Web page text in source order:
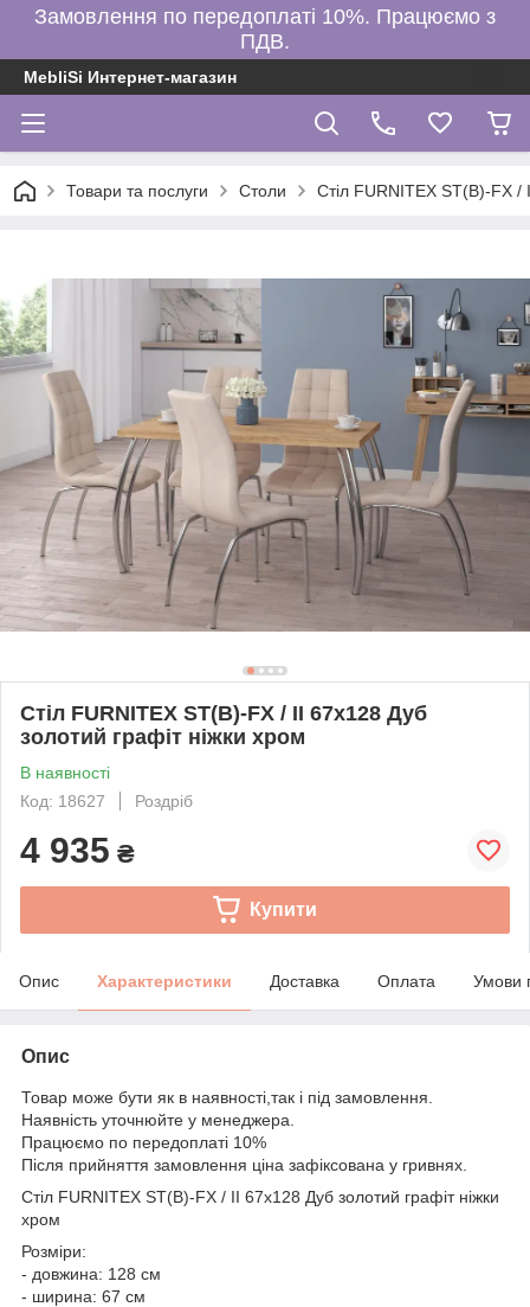
Замовлення по передоплаті 10%. Працюємо з
ПДВ.
MebliSi Интернет-магазин
Товари та послуги Столи Стіл FURNITEX ST(B)-FX /
Стіл FURNITEX ST(B)-FX / II 67x128 Дуб
золотий графіт ніжки хром
В наявності
Код: 18627
Роздріб
4 935 ₴
Купити
Опис Характеристики Доставка Оплата Умови
Опис
Товар може бути як в наявності,так і під замовлення.
Наявність уточнюйте у менеджера.
Працюємо по передоплаті 10%
Після прийняття замовлення ціна зафіксована у гривнях.
Стіл FURNITEX ST(B)-FX / II 67x128 Дуб золотий графіт ніжки
хром
Розміри:
- довжина: 128 см
- ширина: 67 см